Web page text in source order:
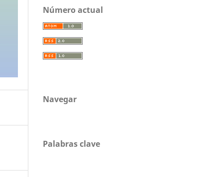
Número actual
Navegar
Palabras clave